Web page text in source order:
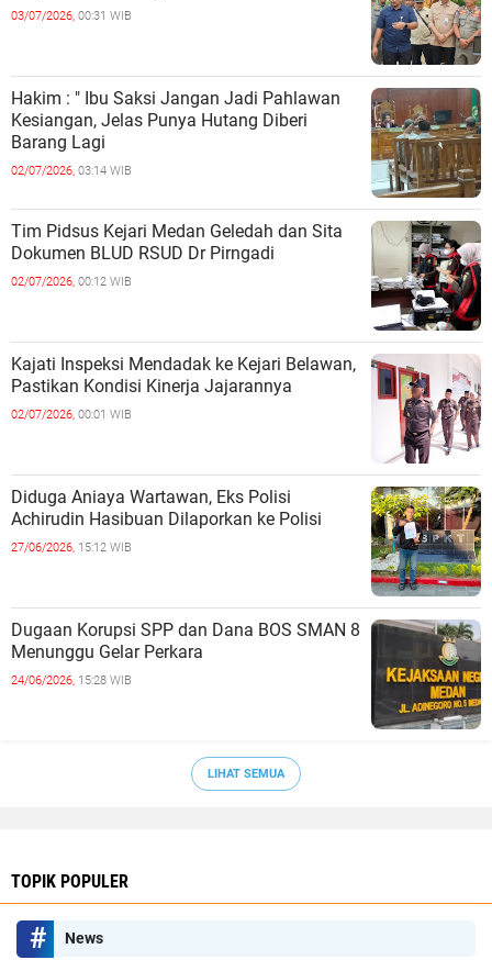
03/07/2026, 00:31 WIB
Hakim : " Ibu Saksi Jangan Jadi Pahlawan
Kesiangan, Jelas Punya Hutang Diberi
Barang Lagi
02/07/2026, 03:14 WIB
Tim Pidsus Kejari Medan Geledah dan Sita
Dokumen BLUD RSUD Dr Pirngadi
02/07/2026, 00:12 WIB
Kajati Inspeksi Mendadak ke Kejari Belawan,
Pastikan Kondisi Kinerja Jajarannya
02/07/2026, 00:01 WIB
Diduga Aniaya Wartawan, Eks Polisi
Achirudin Hasibuan Dilaporkan ke Polisi
27/06/2026, 15:12 WIB
Dugaan Korupsi SPP dan Dana BOS SMAN 8
Menunggu Gelar Perkara
24/06/2026, 15:28 WIB
LIHAT SEMUA
TOPIK POPULER
News